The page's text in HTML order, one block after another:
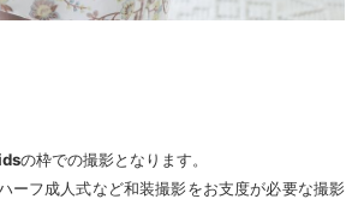
の枠での撮影となります。
ーフ成人式など和装撮影をお支度が必要な撮影